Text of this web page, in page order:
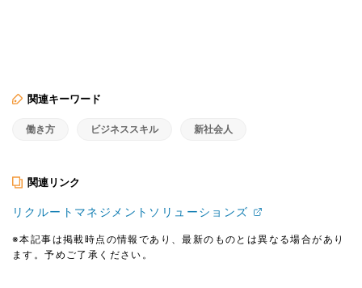
関連キーワード
働き方 ビジネススキル 新社会人
関連リンク
リクルートマネジメントソリューションズ
※本記事は掲載時点の情報であり、最新のものとは異なる場合があり
ます。予めご了承ください。